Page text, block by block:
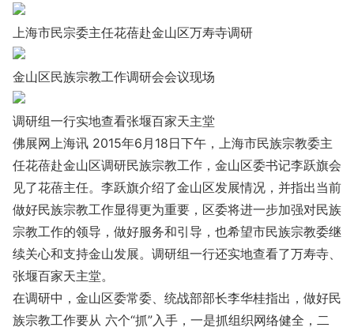
上海市民宗委主任花蓓赴金山区万寿寺调研
金山区民族宗教工作调研会会议现场
调研组一行实地查看张堰百家天主堂
佛展网上海讯 2015年6月18日下午，上海市民族宗教委主
任花蓓赴金山区调研民族宗教工作，金山区委书记李跃旗会
见了花蓓主任。李跃旗介绍了金山区发展情况，并指出当前
做好民族宗教工作显得更为重要，区委将进一步加强对民族
宗教工作的领导，做好服务和引导，也希望市民族宗教委继
续关心和支持金山发展。调研组一行还实地查看了万寿寺、
张堰百家天主堂。
在调研中，金山区委常委、统战部部长李华桂指出，做好民
族宗教工作要从 六个“抓”入手，一是抓组织网络健全，二